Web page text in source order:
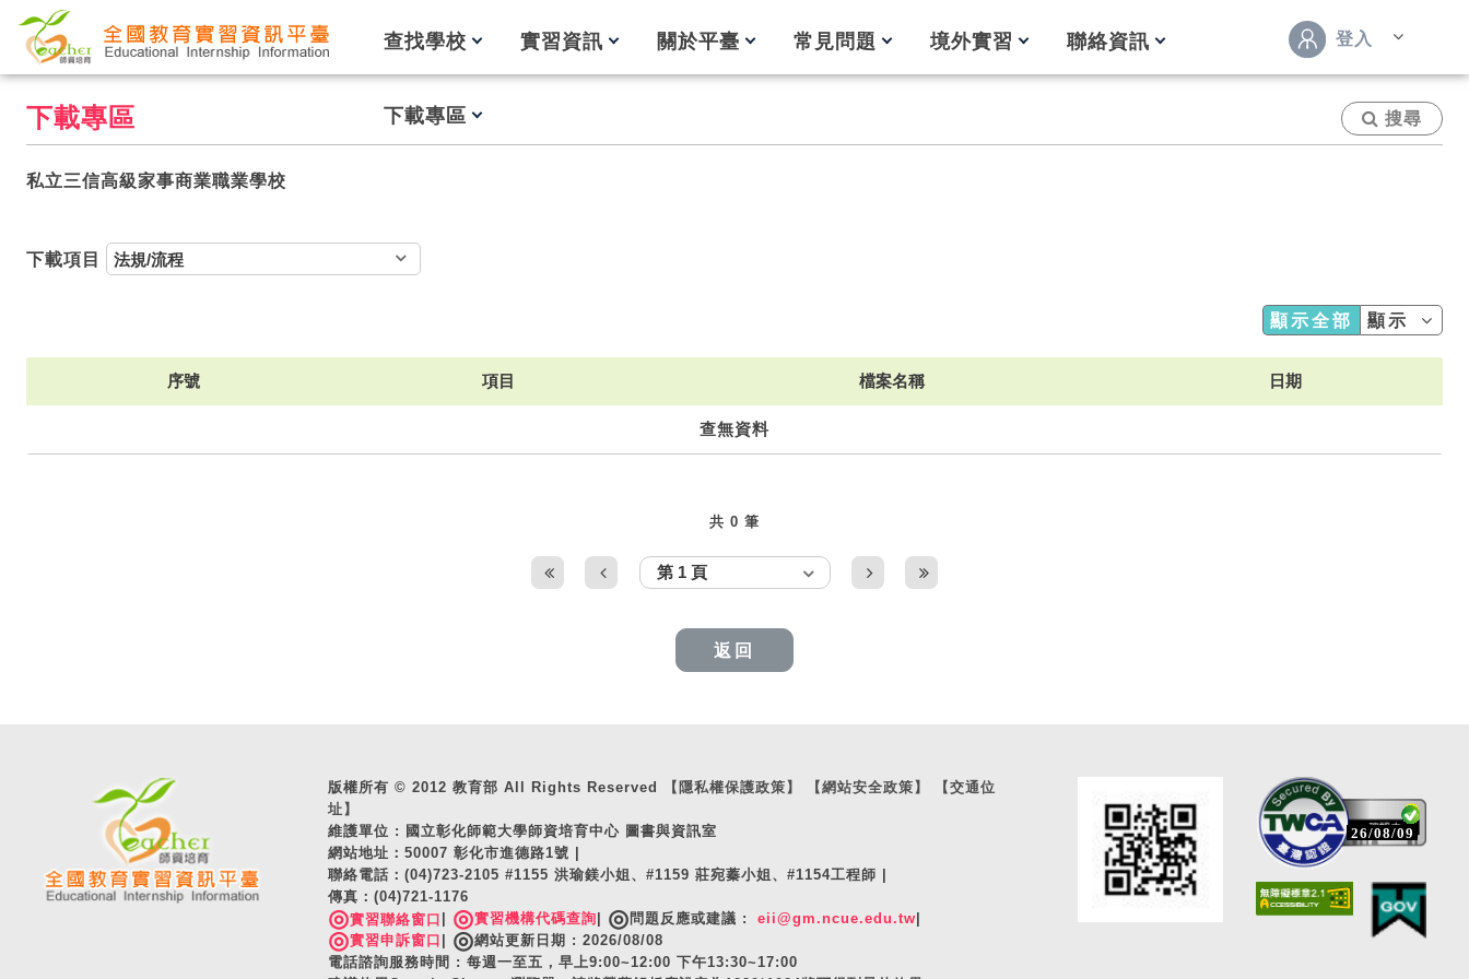
跳到主要內容
查找學校 實習資訊 關於平臺 常見問題 境外實習 聯絡資訊
下載專區
登入
下載專區 搜尋
私立三信高級家事商業職業學校
下載項目
顯示全部 顯示
序號 項目 檔案名稱 日期
查無資料
共 0 筆
返回
版權所有 © 2012 教育部 All Rights Reserved 【隱私權保護政策】 【網站安全政策】
【交通位
址】
維護單位 : 國立彰化師範大學師資培育中心 圖書與資訊室
網站地址：50007 彰化市進德路1號 |
聯絡電話：(04)723-2105 #1155 洪瑜鎂小姐、#1159 莊宛蓁小姐、#1154工程師 |
傳真：(04)721-1176
◎實習聯絡窗口 ◎實習機構代碼查詢 ◎問題反應或建議 : eii@gm.ncue.edu.tw
◎實習申訴窗口 ◎網站更新日期 : 2026/08/08
電話諮詢服務時間 : 每週一至五，早上9:00~12:00 下午13:30~17:00
26/08/09